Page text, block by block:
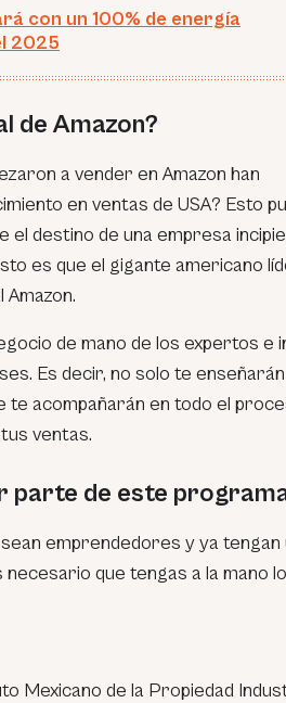
con un 100% de energía
2025
de Amazon?
a vender en Amazon han
en ventas de USA? Esto
destino de una empresa
es que el gigante americano
de mano de los expertos e
Es decir, no solo te
te acompañarán en todo el
ventas.
parte de este
emprendedores y ya tengan
necesario que tengas a la mano
Mexicano de la Propiedad